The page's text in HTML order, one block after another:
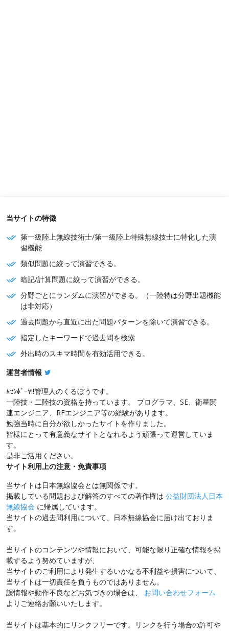
当サイトの特徴
第一級陸上無線技術士/第一級陸上特殊無線技士に特化した演
習機能
類似問題に絞って演習できる。
暗記/計算問題に絞って演習ができる。
分野ごとにランダムに演習ができる。（一陸特は分野出題機能
は非対応）
過去問題から直近に出た問題パターンを除いて演習できる。
指定したキーワードで過去問を検索
外出時のスキマ時間を有効活用できる。
運営者情報
ﾑｾﾝﾎﾞｰﾔ!!管理人のくるぼうです。
一陸技・二陸技の資格を持っています。 プログラマ、SE、衛星関
連エンジニア、RFエンジニア等の経験があります。
勉強当時に自分が欲しかったサイトを作りました。
皆様にとって有意義なサイトとなれるよう頑張って運営していま
す。
是非ご活用ください。
サイト利用上の注意・免責事項
当サイトは日本無線協会とは無関係です。
掲載している問題および解答のすべての著作権は 公益財団法人日本
無線協会 に帰属しています。
当サイトの過去問利用について、日本無線協会に届け出ておりま
す。
当サイトのコンテンツや情報において、可能な限り正確な情報を掲
載するよう努めていますが、
当サイトのご利用により発生するいかなる不利益や損害について、
当サイトは一切責任を負うものではありません。
誤情報や動作不良などお気づきの場合は、 お問い合わせフォーム
よりご連絡お願いいたします。
当サイトは基本的にリンクフリーです。リンクを行う場合の許可や